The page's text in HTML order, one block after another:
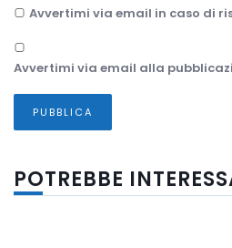
Avvertimi via email in caso di
Avvertimi via email alla
POTREBBE